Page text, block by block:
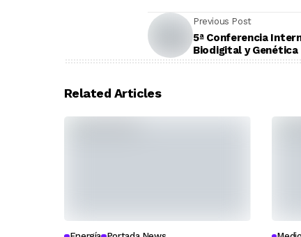
Previous Post
5ª Conferencia
Biodigital y Genética
Related Articles